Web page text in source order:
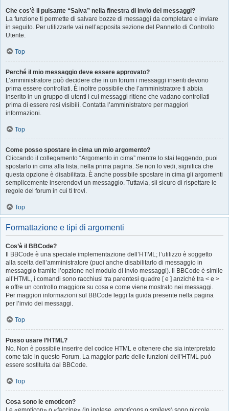
Che cos’è il pulsante “Salva” nella finestra di invio dei messaggi?
La funzione ti permette di salvare bozze di messaggi da completare e inviare
in seguito. Per utilizzarle vai nell’apposita sezione del Pannello di Controllo
Utente.
Top
Perché il mio messaggio deve essere approvato?
L’amministratore può decidere che in un forum i messaggi inseriti devono
prima essere controllati. È inoltre possibile che l’amministratore ti abbia
inserito in un gruppo di utenti i cui messaggi ritiene che vadano controllati
prima di essere resi visibili. Contatta l’amministratore per maggiori
informazioni.
Top
Come posso spostare in cima un mio argomento?
Cliccando il collegamento “Argomento in cima” mentre lo stai leggendo, puoi
spostarlo in cima alla lista, nella prima pagina. Se non lo vedi, significa che
questa opzione è disabilitata. È anche possibile spostare in cima gli argomenti
semplicemente inserendovi un messaggio. Tuttavia, sii sicuro di rispettare le
regole del forum in cui ti trovi.
Top
Formattazione e tipi di argomenti
Cos’è il BBCode?
Il BBCode è una speciale implementazione dell’HTML; l’utilizzo è soggetto
alla scelta dell’amministratore (puoi anche disabilitarlo di messaggio in
messaggio tramite l’opzione nel modulo di invio messaggi). Il BBCode è simile
all’HTML, i comandi sono racchiusi tra parentesi quadre [ e ] anziché tra < e >
e offre un controllo maggiore su cosa e come viene mostrato nei messaggi.
Per maggiori informazioni sul BBCode leggi la guida presente nella pagina
per l’invio dei messaggi.
Top
Posso usare l’HTML?
No. Non è possibile inserire del codice HTML e ottenere che sia interpretato
come tale in questo Forum. La maggior parte delle funzioni dell’HTML può
essere sostituita dal BBCode.
Top
Cosa sono le emoticon?